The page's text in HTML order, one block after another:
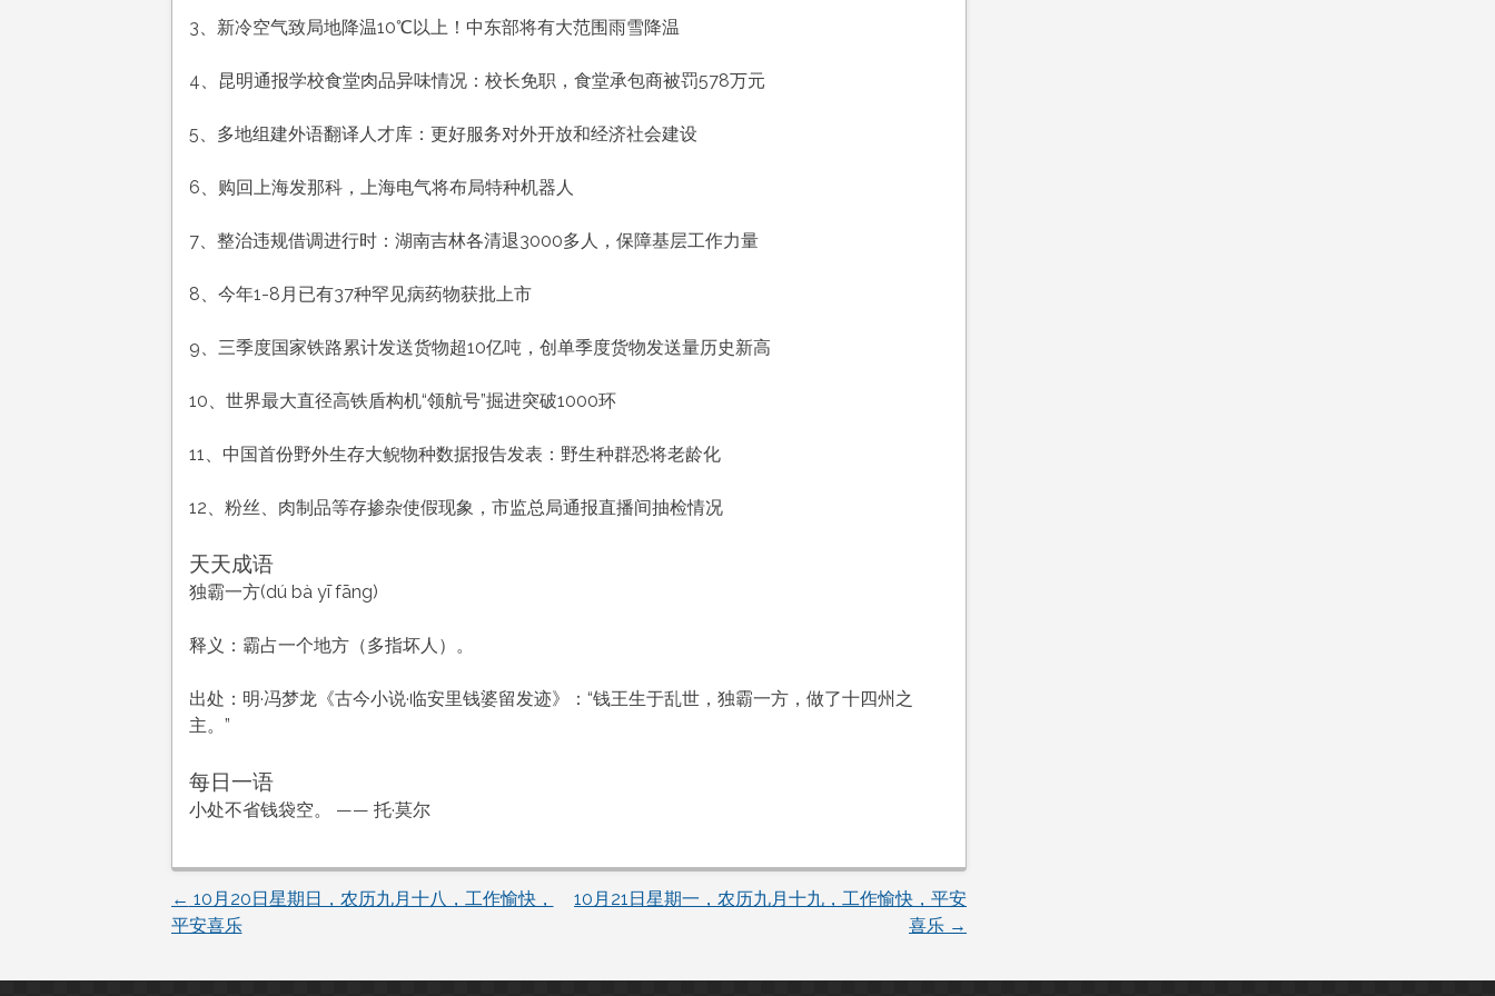
历
月
九，
作
快，
安
乐
3、新冷空气致局地降温10℃以上！中东部将有大范围雨雪降温
4、昆明通报学校食堂肉品异味情况：校长免职，食堂承包商被罚578万元
5、多地组建外语翻译人才库：更好服务对外开放和经济社会建设
6、购回上海发那科，上海电气将布局特种机器人
7、整治违规借调进行时：湖南吉林各清退3000多人，保障基层工作力量
8、今年1-8月已有37种罕见病药物获批上市
9、三季度国家铁路累计发送货物超10亿吨，创单季度货物发送量历史新高
10、世界最大直径高铁盾构机“领航号”掘进突破1000环
11、中国首份野外生存大鲵物种数据报告发表：野生种群恐将老龄化
12、粉丝、肉制品等存掺杂使假现象，市监总局通报直播间抽检情况
天天成语
独霸一方(dú bà yī fāng)
释义：霸占一个地方（多指坏人）。
出处：明·冯梦龙《古今小说·临安里钱婆留发迹》：“钱王生于乱世，独霸一方，做了十四州之
主。”
每日一语
小处不省钱袋空。 —— 托·莫尔
文
← 10月20日星期日，农历九月十八，工作愉快，
平安喜乐
10月21日星期一，农历九月十九，工作愉快，平安
喜乐 →